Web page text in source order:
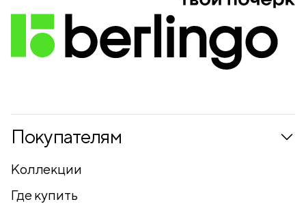
Покупателям
Коллекции
Где купить